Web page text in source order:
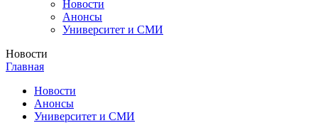
Новости
Анонсы
Университет и СМИ
Новости
Главная
Новости
Анонсы
Университет и СМИ